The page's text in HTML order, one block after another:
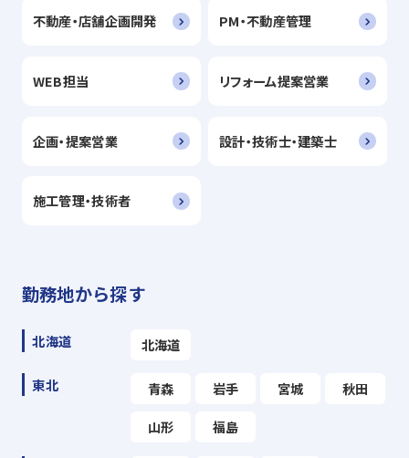
不動産・店舗企画開発 PM・不動産管理
WEB担当 リフォーム提案営業
企画・提案営業 設計・技術士・建築士
施工管理・技術者
勤務地から探す
北海道 北海道
東北 青森 岩手 宮城 秋田
山形 福島